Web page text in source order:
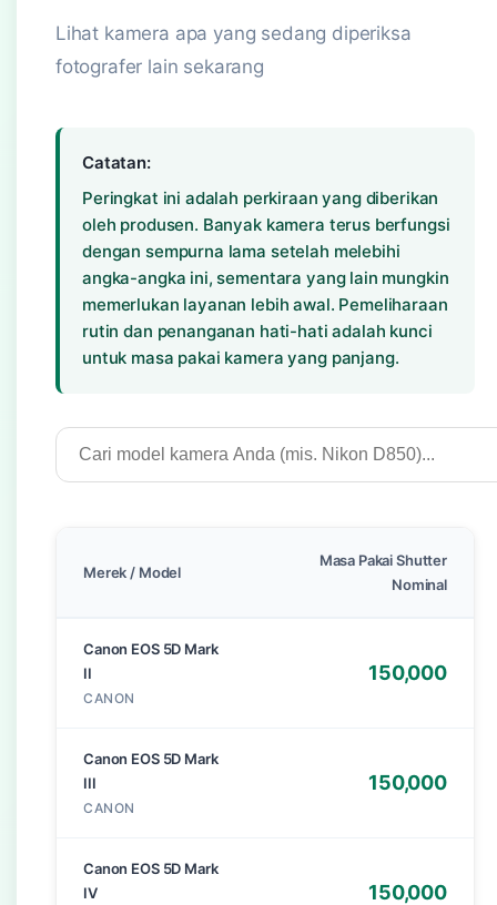
Lihat kamera apa yang sedang diperiksa
fotografer lain sekarang
Catatan:
Peringkat ini adalah perkiraan yang diberikan
oleh produsen. Banyak kamera terus berfungsi
dengan sempurna lama setelah melebihi
angka-angka ini, sementara yang lain mungkin
memerlukan layanan lebih awal. Pemeliharaan
rutin dan penanganan hati-hati adalah kunci
untuk masa pakai kamera yang panjang.
Merek / Model
Masa Pakai Shutter
Nominal
Canon EOS 5D Mark
II
CANON
150,000
Canon EOS 5D Mark
III
CANON
150,000
Canon EOS 5D Mark
IV
150,000